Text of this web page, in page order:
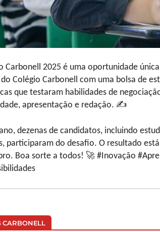
Carbonell 2025 é uma oportunidade
Colégio Carbonell com uma bolsa de
que testaram habilidades de
apresentação e redação. ✍
dezenas de candidatos, incluindo
participaram do desafio. O resultado
Boa sorte a todos! 🚀 #Inovação
CARBONELL